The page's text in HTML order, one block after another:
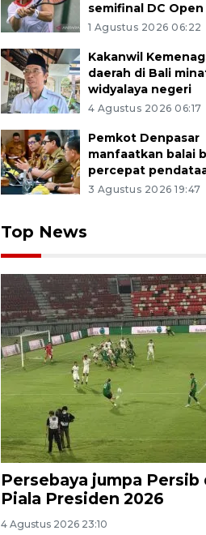
semifinal DC Open
1 Agustus 2026 06:22
Kakanwil
daerah di Bali
widyalaya negeri
4 Agustus 2026 06:17
Pemkot Denpasar
manfaatkan balai
percepat
3 Agustus 2026 19:47
Top News
Persebaya jumpa Persib
Piala Presiden 2026
4 Agustus 2026 23:10